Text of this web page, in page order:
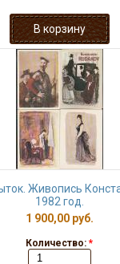
Живопись
1982 год.
1 900,00 руб.
Количество: *